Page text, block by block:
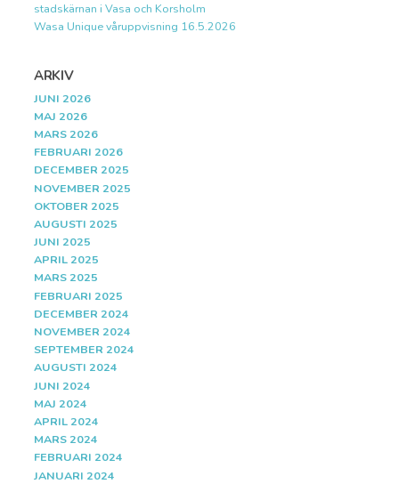
stadskärnan i Vasa och Korsholm
Wasa Unique våruppvisning 16.5.2026
ARKIV
JUNI 2026
MAJ 2026
MARS 2026
FEBRUARI 2026
DECEMBER 2025
NOVEMBER 2025
OKTOBER 2025
AUGUSTI 2025
JUNI 2025
APRIL 2025
MARS 2025
FEBRUARI 2025
DECEMBER 2024
NOVEMBER 2024
SEPTEMBER 2024
AUGUSTI 2024
JUNI 2024
MAJ 2024
APRIL 2024
MARS 2024
FEBRUARI 2024
JANUARI 2024